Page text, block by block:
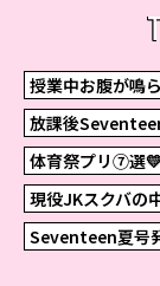
授業中お腹が鳴
放課後
体育祭プリ⑦選
現役JKスクバの
Seventeen夏号